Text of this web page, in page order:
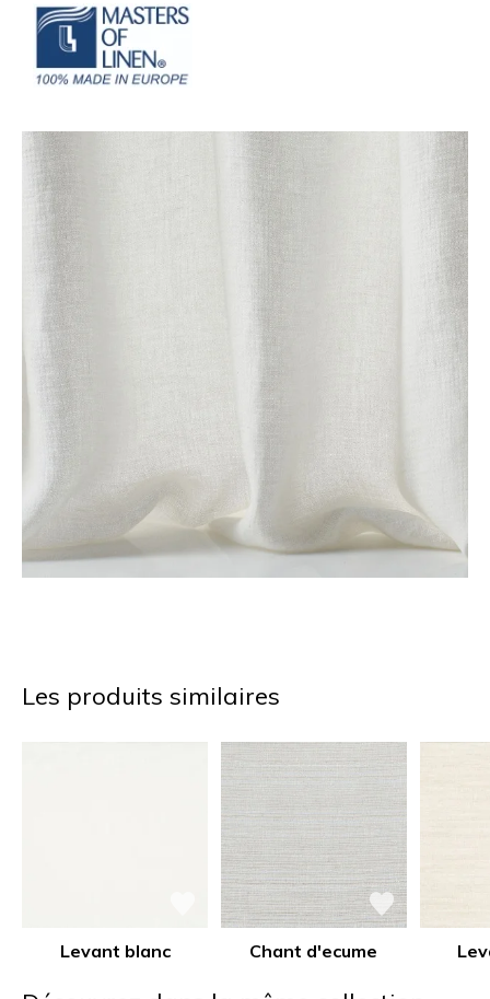
Les produits similaires
Levant blanc Chant d'ecume